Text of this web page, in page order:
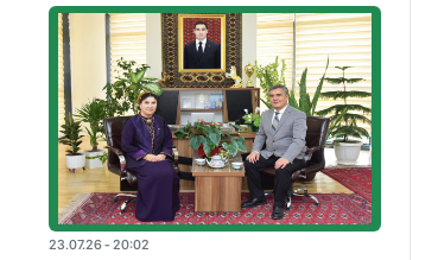
23.07.26 - 20:02